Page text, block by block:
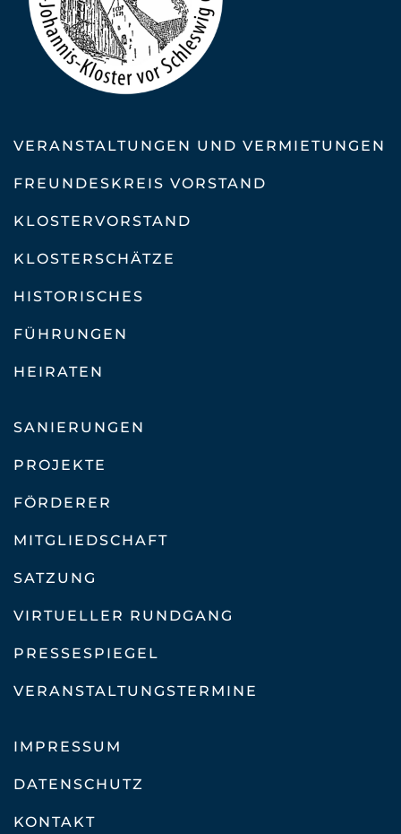
VERANSTALTUNGEN UND VERMIETUNGEN
FREUNDESKREIS VORSTAND
KLOSTERVORSTAND
KLOSTERSCHÄTZE
HISTORISCHES
FÜHRUNGEN
HEIRATEN
SANIERUNGEN
PROJEKTE
FÖRDERER
MITGLIEDSCHAFT
SATZUNG
VIRTUELLER RUNDGANG
PRESSESPIEGEL
VERANSTALTUNGSTERMINE
IMPRESSUM
DATENSCHUTZ
KONTAKT